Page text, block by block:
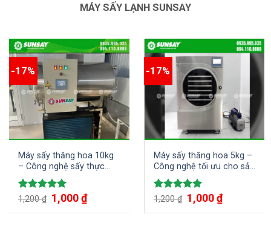
MÁY SẤY LẠNH SUNSAY
-17%
Máy sấy thăng hoa 10kg
– Công nghệ sấy thực
phẩm cao cấp, chất
lượng hiện nay
Được xếp
5.00
1,200₫ 1,000₫
-17%
Máy sấy thăng hoa 5kg –
Công nghệ tối ưu cho sản
phẩm của bạn
Được xếp
5.00
1,200₫ 1,000₫